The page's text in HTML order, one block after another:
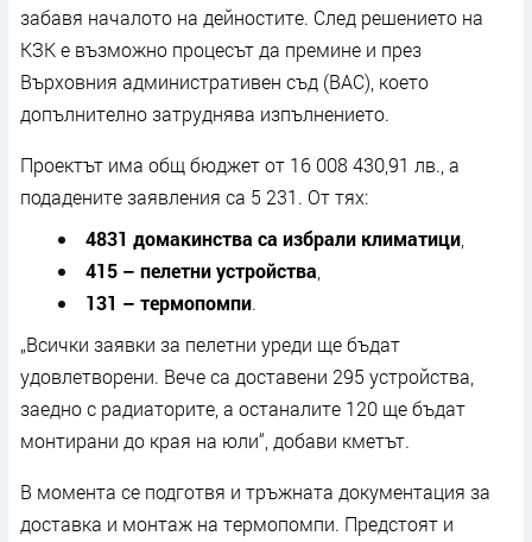
забавя началото на дейностите. След решението на
КЗК е възможно процесът да премине и през
Върховния административен съд (ВАС), което
допълнително затруднява изпълнението.
Проектът има общ бюджет от 16 008 430,91 лв., а
подадените заявления са 5 231. От тях:
4831 домакинства са избрали климатици,
415 – пелетни устройства,
131 – термопомпи.
„Всички заявки за пелетни уреди ще бъдат
удовлетворени. Вече са доставени 295 устройства,
заедно с радиаторите, а останалите 120 ще бъдат
монтирани до края на юли“, добави кметът.
В момента се подготвя и тръжната документация за
доставка и монтаж на термопомпи. Предстоят и